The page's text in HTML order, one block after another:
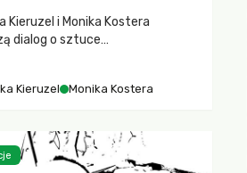
Kieruzel i Monika Kostera
dialog o sztuce
odczuwanie przestrzeni oraz
Kieruzel Monika Kostera